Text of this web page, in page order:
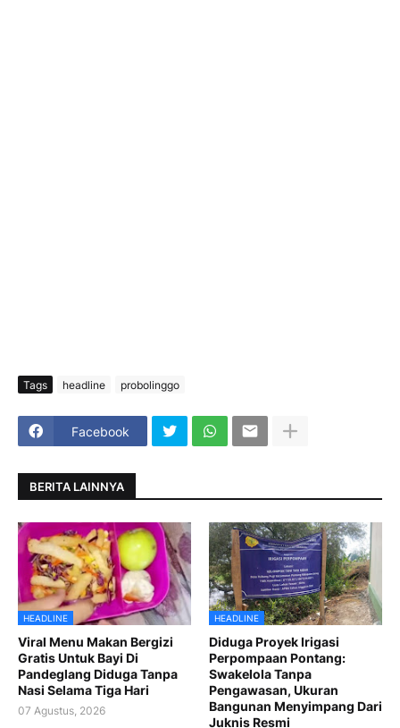
Tags headline probolinggo
Facebook
BERITA LAINNYA
HEADLINE
Viral Menu Makan Bergizi
Gratis Untuk Bayi Di
Pandeglang Diduga Tanpa
Nasi Selama Tiga Hari
07 Agustus, 2026
HEADLINE
Diduga Proyek Irigasi
Perpompaan Pontang:
Swakelola Tanpa
Pengawasan, Ukuran
Bangunan Menyimpang Dari
Juknis Resmi